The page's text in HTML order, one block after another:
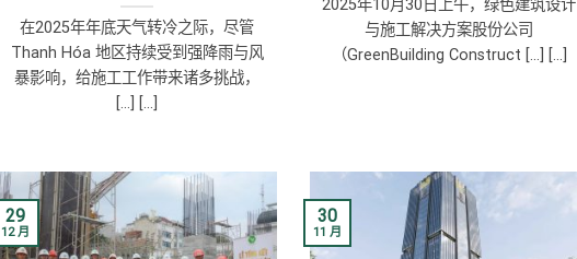
在2025年年底天气转冷之际，尽管
Thanh Hóa 地区持续受到强降雨与风
暴影响，给施工工作带来诸多挑战，
[...] [...]
2025年10月30日上午，绿色建筑设计
与施工解决方案股份公司
（GreenBuilding Construct [...] [...]
29
12 月
30
11 月